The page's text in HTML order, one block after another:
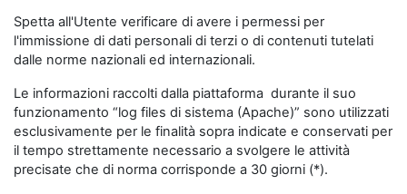
Spetta all'Utente verificare di avere i permessi per
l'immissione di dati personali di terzi o di contenuti tutelati
dalle norme nazionali ed internazionali.
Le informazioni raccolti dalla piattaforma durante il suo
funzionamento “log files di sistema (Apache)” sono utilizzati
esclusivamente per le finalità sopra indicate e conservati per
il tempo strettamente necessario a svolgere le attività
precisate che di norma corrisponde a 30 giorni (*).